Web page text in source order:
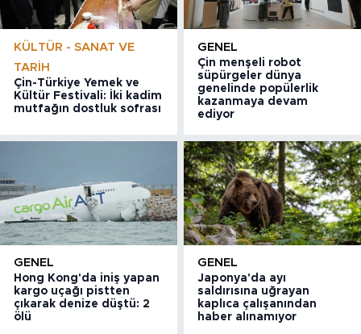
KÜLTÜR - SANAT VE
TARIH
Çin-Türkiye Yemek ve
Kültür Festivali: İki kadim
mutfağın dostluk sofrası
GENEL
Çin menşeli robot
süpürgeler dünya
genelinde popülerlik
kazanmaya devam
ediyor
GENEL
Hong Kong'da iniş yapan
kargo uçağı pistten
çıkarak denize düştü: 2
ölü
GENEL
Japonya'da ayı
saldırısına uğrayan
kaplıca çalışanından
haber alınamıyor